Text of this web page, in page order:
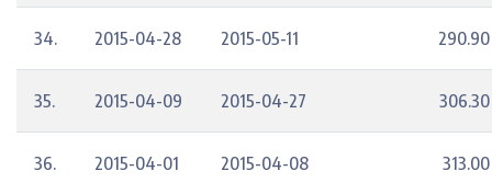
34. 2015-04-28 2015-05-11 290.90
35. 2015-04-09 2015-04-27 306.30
36. 2015-04-01 2015-04-08 313.00